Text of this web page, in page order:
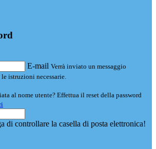
E-mail Verrà inviato un messaggio
istruzioni necessarie.
al nome utente? Effettua il reset della password
di controllare la casella di posta elettronica!